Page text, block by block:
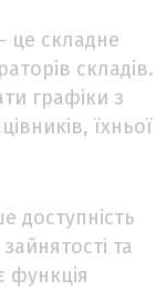
це складне
складів.
графіки з
їхньої
доступність
та
функція